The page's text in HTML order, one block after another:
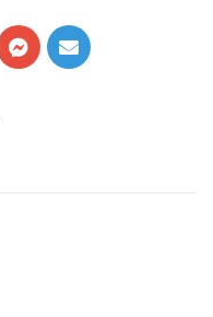
Messenger
Mail